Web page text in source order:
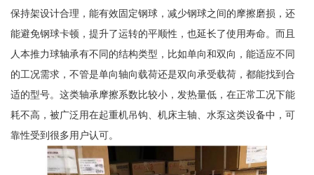
保持架设计合理，能有效固定钢球，减少钢球之间的摩擦磨损，还
能避免钢球卡顿，提升了运转的平顺性，也延长了使用寿命。而且
人本推力球轴承有不同的结构类型，比如单向和双向，能适应不同
的工况需求，不管是单向轴向载荷还是双向承受载荷，都能找到合
适的型号。这类轴承摩擦系数比较小，发热量低，在正常工况下能
耗不高，被广泛用在起重机吊钩、机床主轴、水泵这类设备中，可
靠性受到很多用户认可。